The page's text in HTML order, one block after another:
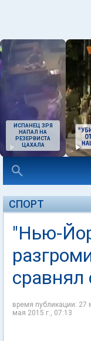
ИСПАНЕЦ ЗРЯ
НАПАЛ НА
РЕЗЕРВИСТА
ЦАХАЛА
СПОРТ
"Нью-
сравнял
время публикации: 27
мая 2015 г., 07:13